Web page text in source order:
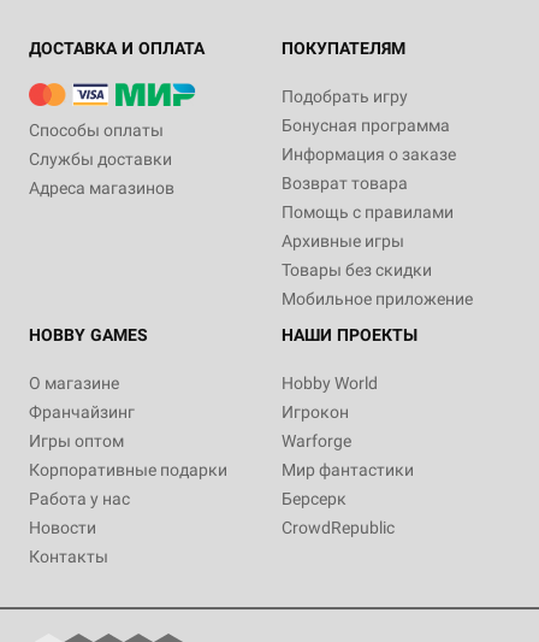
ДОСТАВКА И ОПЛАТА
Способы оплаты
Службы доставки
Адреса магазинов
ПОКУПАТЕЛЯМ
Подобрать игру
Бонусная программа
Информация о заказе
Возврат товара
Помощь с правилами
Архивные игры
Товары без скидки
Мобильное приложение
HOBBY GAMES
О магазине
Франчайзинг
Игры оптом
Корпоративные подарки
Работа у нас
Новости
Контакты
НАШИ ПРОЕКТЫ
Hobby World
Игрокон
Warforge
Мир фантастики
Берсерк
CrowdRepublic